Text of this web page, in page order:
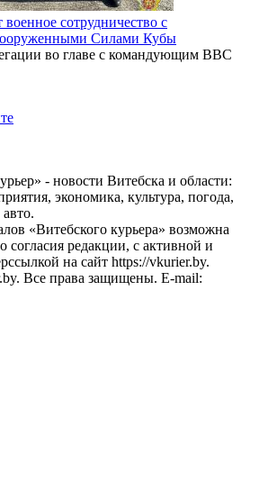
военное сотрудничество с
Силами Кубы
во главе с командующим ВВС
- новости Витебска и области:
экономика, культура, погода,
«Витебского курьера» возможна
согласия редакции, с активной и
на сайт https://vkurier.by.
Все права защищены. E-mail: